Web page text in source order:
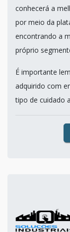
conhecerá a
por meio da
encontrando a
próprio
É importante
adquirido com
tipo de cuidado